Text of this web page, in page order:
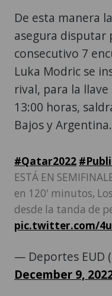
De esta manera
asegura disputar
consecutivo 7
Luka Modric se
rival, para la
13:00 horas,
Bajos y Argentina.
#Qatar2022
ESTÁ EN
en 120' minutos,
desde la tanda de
pic.twitter.com/
— Deportes EUD
December 9,